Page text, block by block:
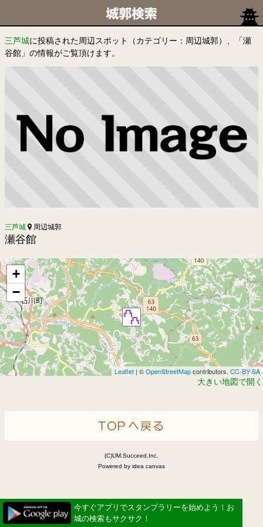
三芦城に投稿された周辺スポット（カテゴリー：周辺城郭）、「瀬
谷館」の情報がご覧頂けます。
三芦城 周辺城郭
瀬谷館
+
−
Leaflet | ©OpenStreetMapcontributors, CC-BY-SA
大きい地図で開く
(C)UM.Succeed,Inc.
Powered by idea canvas
今すぐアプリでスタンプラリーを始めよう！お
城の検索もサクサク！